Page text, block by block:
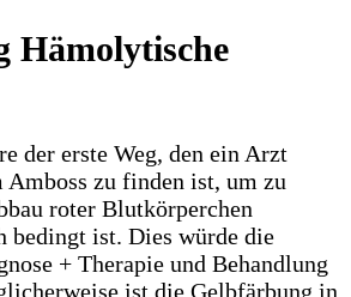
Hämolytische
der erste Weg, den ein Arzt
zu finden ist, um zu
roter Blutkörperchen
bedingt ist. Dies würde die
+ Therapie und Behandlung
ist die Gelbfärbung in